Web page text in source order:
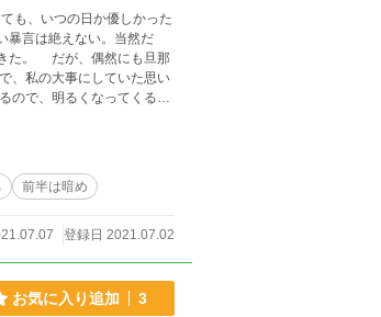
も、いつの日か優しかった
前半は暗め
登録日 2021.07.02
お気に入り追加 3